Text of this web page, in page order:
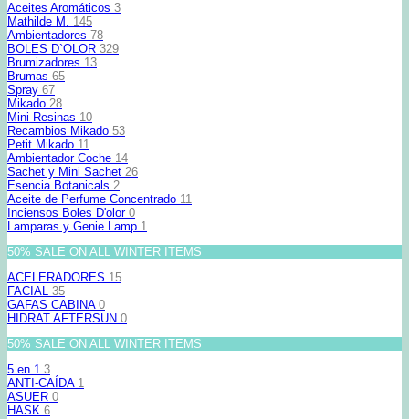
Aceites Aromáticos 3
Mathilde M. 145
Ambientadores 78
BOLES D`OLOR 329
Brumizadores 13
Brumas 65
Spray 67
Mikado 28
Mini Resinas 10
Recambios Mikado 53
Petit Mikado 11
Ambientador Coche 14
Sachet y Mini Sachet 26
Esencia Botanicals 2
Aceite de Perfume Concentrado 11
Inciensos Boles D'olor 0
Lamparas y Genie Lamp 1
50% SALE ON ALL WINTER ITEMS
ACELERADORES 15
FACIAL 35
GAFAS CABINA 0
HIDRAT AFTERSUN 0
50% SALE ON ALL WINTER ITEMS
5 en 1 3
ANTI-CAÍDA 1
ASUER 0
HASK 6